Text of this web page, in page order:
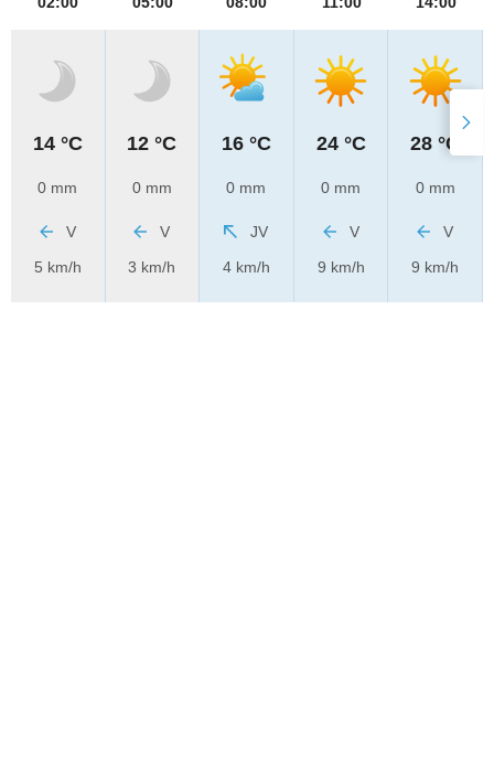
14 °C
0 mm
V
5 km/h
12 °C
0 mm
V
3 km/h
16 °C
0 mm
JV
4 km/h
24 °C
0 mm
V
9 km/h
28 °C
0 mm
V
9 km/h